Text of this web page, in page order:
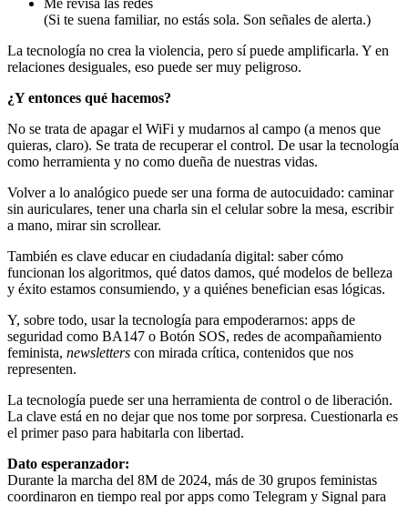
Me revisa las redes
(Si te suena familiar, no estás sola. Son señales de alerta.)
La tecnología no crea la violencia, pero sí puede amplificarla. Y en
relaciones desiguales, eso puede ser muy peligroso.
¿Y entonces qué hacemos?
No se trata de apagar el WiFi y mudarnos al campo (a menos que
quieras, claro). Se trata de recuperar el control. De usar la tecnología
como herramienta y no como dueña de nuestras vidas.
Volver a lo analógico puede ser una forma de autocuidado: caminar
sin auriculares, tener una charla sin el celular sobre la mesa, escribir
a mano, mirar sin scrollear.
También es clave educar en ciudadanía digital: saber cómo
funcionan los algoritmos, qué datos damos, qué modelos de belleza
y éxito estamos consumiendo, y a quiénes benefician esas lógicas.
Y, sobre todo, usar la tecnología para empoderarnos: apps de
seguridad como BA147 o Botón SOS, redes de acompañamiento
feminista, newsletters con mirada crítica, contenidos que nos
representen.
La tecnología puede ser una herramienta de control o de liberación.
La clave está en no dejar que nos tome por sorpresa. Cuestionarla es
el primer paso para habitarla con libertad.
Dato esperanzador:
Durante la marcha del 8M de 2024, más de 30 grupos feministas
coordinaron en tiempo real por apps como Telegram y Signal para